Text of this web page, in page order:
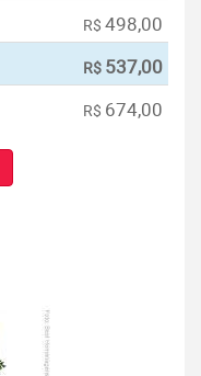
R$ 498,00
R$ 537,00
R$ 674,00